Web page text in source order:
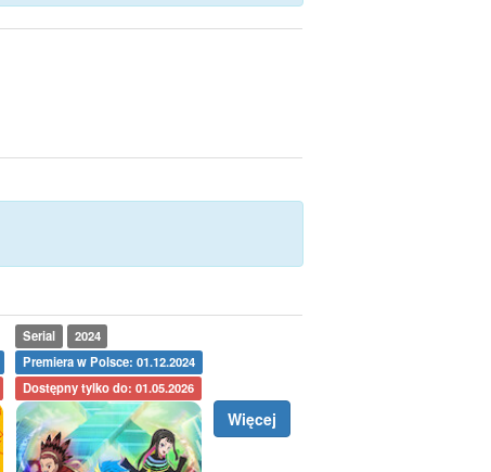
Serial
2024
Premiera w Polsce: 01.12.2024
Dostępny tylko do: 01.05.2026
Więcej